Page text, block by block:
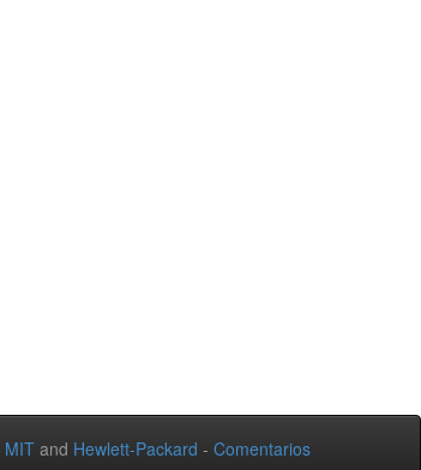
MIT and Hewlett-Packard - Comentarios